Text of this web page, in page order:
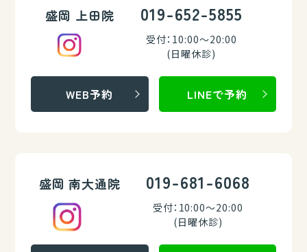
盛岡 上田院 019-652-5855
受付：10:00～20:00
(日曜休診)
WEB予約 LINEで予約
盛岡 南大通院 019-681-6068
受付：10:00～20:00
(日曜休診)